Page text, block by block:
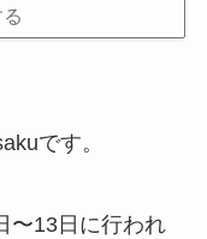
です。
〜13日に行われ